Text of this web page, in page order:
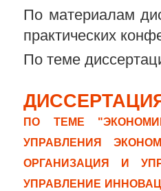
По материалам
практических
По теме
ПО ТЕМЕ
УПРАВЛЕНИЯ
ОРГАНИЗАЦИЯ И
УПРАВЛЕНИЕ